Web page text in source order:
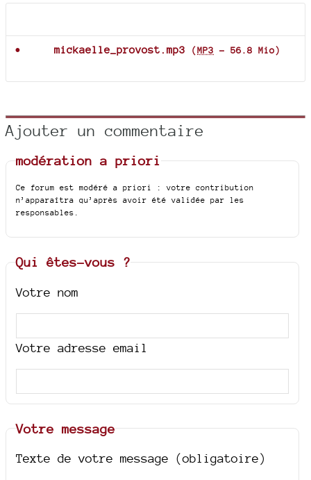
mickaelle_provost.mp3 (MP3 - 56.8 Mio)
Ajouter un commentaire
modération a priori
Ce forum est modéré a priori : votre contribution
n’apparaîtra qu’après avoir été validée par les
responsables.
Qui êtes-vous ?
Votre nom
Votre adresse email
Votre message
Texte de votre message (obligatoire)